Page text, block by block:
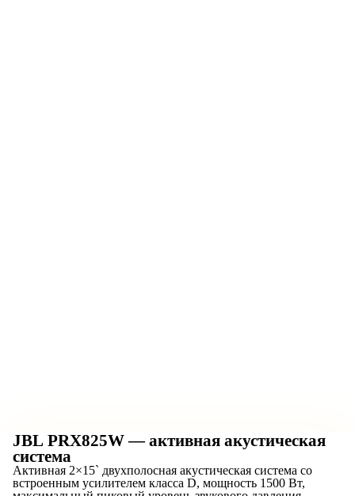
JBL PRX825W — активная акустическая
система
Активная 2×15` двухполосная акустическая система со
встроенным усилителем класса D, мощность 1500 Вт,